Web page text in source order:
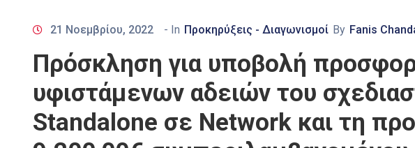
21 Νοεμβρίου, 2022 - In Προκηρύξεις - Διαγωνισμοί By Fanis
Πρόσκληση για υποβολή
υφιστάμενων αδειών του
Standalone σε Network και τη